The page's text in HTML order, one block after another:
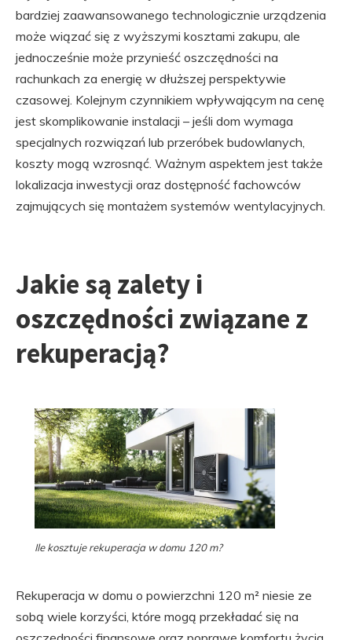
bardziej zaawansowanego technologicznie urządzenia
może wiązać się z wyższymi kosztami zakupu, ale
jednocześnie może przynieść oszczędności na
rachunkach za energię w dłuższej perspektywie
czasowej. Kolejnym czynnikiem wpływającym na cenę
jest skomplikowanie instalacji – jeśli dom wymaga
specjalnych rozwiązań lub przeróbek budowlanych,
koszty mogą wzrosnąć. Ważnym aspektem jest także
lokalizacja inwestycji oraz dostępność fachowców
zajmujących się montażem systemów wentylacyjnych.
Jakie są zalety i
oszczędności związane z
rekuperacją?
Ile kosztuje rekuperacja w domu 120 m?
Rekuperacja w domu o powierzchni 120 m² niesie ze
sobą wiele korzyści, które mogą przekładać się na